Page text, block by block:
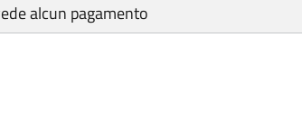
alcun pagamento